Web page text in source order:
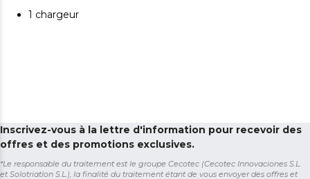
1 chargeur
Inscrivez-vous à la lettre d'information pour recevoir des
offres et des promotions exclusives.
*Le responsable du traitement est le groupe Cecotec (Cecotec Innovaciones S.L.
et Solotriatlon S.L.), la finalité du traitement étant de vous envoyer des offres et